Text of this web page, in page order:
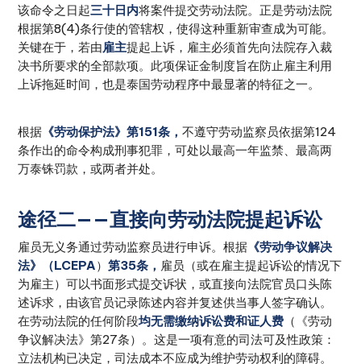
该命令之日起三十日内将案件提交劳动法院。正是劳动法院
根据第8(4)条行使的管辖权，使得这种重新审查成为可能。
关键在于，若由雇主提起上诉，雇主必须首先向法院存入裁
决书所要求的全部款项。此项保证金制度旨在防止雇主利用
上诉拖延时间，也是泰国劳动程序中最显著的特征之一。
根据 《劳动保护法》第151条，不遵守劳动监察员依据第124
条作出的命令构成刑事犯罪，可处以最高一年监禁、最高两
万泰铢罚款，或两者并处。
途径二——直接向劳动法院提起诉讼
雇员无义务通过劳动监察员进行申诉。根据 《劳动争议解决
法》（LCEPA）第35条， 雇员（或在雇主提起诉讼的情况下
为雇主）可以书面形式提交诉状，或直接向法院官员口头陈
述诉求，由该官员记录陈述内容并复述供当事人签字确认。
在劳动法院的任何阶段均无需缴纳诉讼费和证人费 （《劳动
争议解决法》第27条）。这是一项有意的司法可及性政策：
立法机构已决定，司法成本不应成为维护劳动权利的障碍。